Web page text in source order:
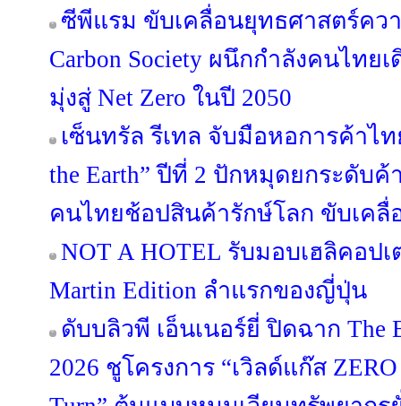
ซีพีแรม ขับเคลื่อนยุทธศาสตร์คว
Carbon Society ผนึกกำลังคนไท
มุ่งสู่ Net Zero ในปี 2050
เซ็นทรัล รีเทล จับมือหอการค้าไท
the Earth” ปีที่ 2 ปักหมุดยกระดับ
คนไทยช้อปสินค้ารักษ์โลก ขับเคลื่
NOT A HOTEL รับมอบเฮลิคอปเ
Martin Edition ลำแรกของญี่ปุ่น
ดับบลิวพี เอ็นเนอร์ยี่ ปิดฉาก The
2026 ชูโครงการ “เวิลด์แก๊ส